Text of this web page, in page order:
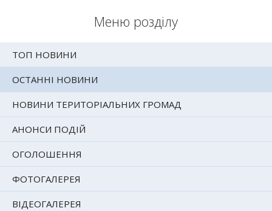
Меню розділу
ТОП НОВИНИ
ОСТАННІ НОВИНИ
НОВИНИ ТЕРИТОРІАЛЬНИХ ГРОМАД
АНОНСИ ПОДІЙ
ОГОЛОШЕННЯ
ФОТОГАЛЕРЕЯ
ВІДЕОГАЛЕРЕЯ